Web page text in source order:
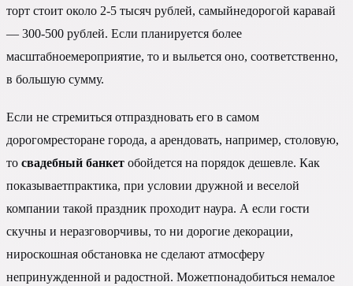
торт стоит около 2-5 тысяч рублей, самыйнедорогой каравай
— 300-500 рублей. Если планируется более
масштабноемероприятие, то и выльется оно, соответственно,
в большую сумму.
Если не стремиться отпраздновать его в самом
дорогомресторане города, а арендовать, например, столовую,
то свадебный банкет обойдется на порядок дешевле. Как
показываетпрактика, при условии дружной и веселой
компании такой праздник проходит наура. А если гости
скучны и неразговорчивы, то ни дорогие декорации,
нироскошная обстановка не сделают атмосферу
непринужденной и радостной. Можетпонадобиться немалое